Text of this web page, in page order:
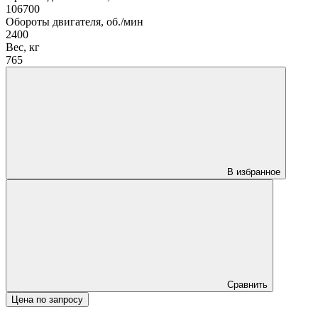
106700
Обороты двигателя, об./мин
2400
Вес, кг
765
В избранное
Сравнить
Цена по запросу